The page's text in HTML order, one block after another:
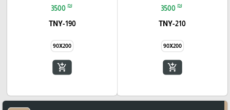
3500 ₪
TNY-210
90X200
add_shopping_cart
3500 ₪
TNY-190
90X200
add_shopping_cart